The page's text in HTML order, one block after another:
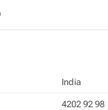
India
4202 92 98